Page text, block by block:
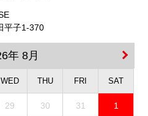
平子1-370
年 8月
WED THU FRI SAT
29 30 31 1